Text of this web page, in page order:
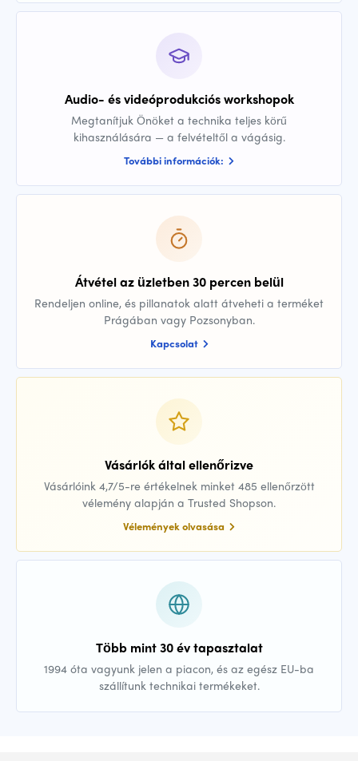
Audio- és videóprodukciós workshopok
Megtanítjuk Önöket a technika teljes körű
kihasználására — a felvételtől a vágásig.
További információk:
Átvétel az üzletben 30 percen belül
Rendeljen online, és pillanatok alatt átveheti a terméket
Prágában vagy Pozsonyban.
Kapcsolat
Vásárlók által ellenőrizve
Vásárlóink 4,7/5-re értékelnek minket 485 ellenőrzött
vélemény alapján a Trusted Shopson.
Vélemények olvasása
Több mint 30 év tapasztalat
1994 óta vagyunk jelen a piacon, és az egész EU-ba
szállítunk technikai termékeket.